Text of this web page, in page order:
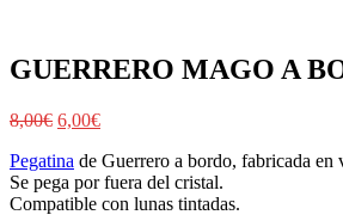
GUERRERO MAGO A
8,00€ 6,00€
Pegatina de Guerrero a bordo, fabricada en
Se pega por fuera del cristal.
Compatible con lunas tintadas.